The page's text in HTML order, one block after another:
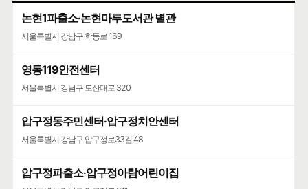
논현1파출소·논현마루도서관 별관
서울특별시 강남구 학동로 169
영동119안전센터
서울특별시 강남구 도산대로 320
압구정동주민센터·압구정치안센터
서울특별시 강남구 압구정로33길 48
압구정파출소·압구정아람어린이집